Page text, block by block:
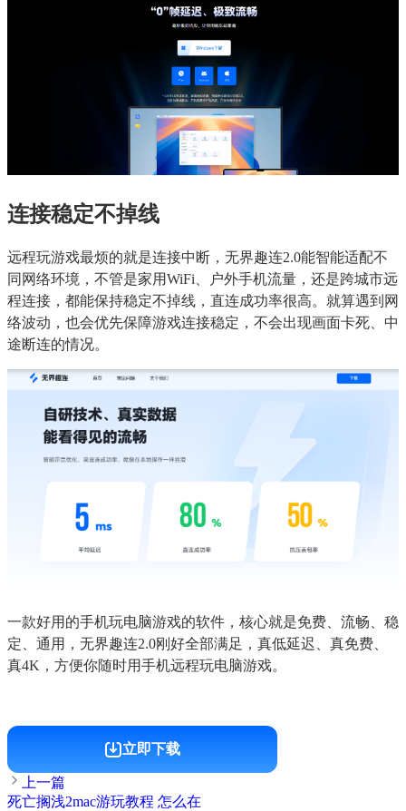
连接稳定不掉线
远程玩游戏最烦的就是连接中断，无界趣连2.0能智能适配不
同网络环境，不管是家用WiFi、户外手机流量，还是跨城市远
程连接，都能保持稳定不掉线，直连成功率很高。就算遇到网
络波动，也会优先保障游戏连接稳定，不会出现画面卡死、中
途断连的情况。
一款好用的手机玩电脑游戏的软件，核心就是免费、流畅、稳
定、通用，无界趣连2.0刚好全部满足，真低延迟、真免费、
真4K，方便你随时用手机远程玩电脑游戏。
立即下载
上一篇
死亡搁浅2mac游玩教程 怎么在